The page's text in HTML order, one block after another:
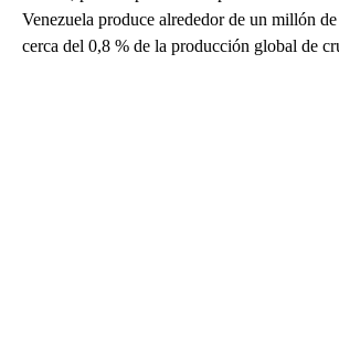
Venezuela produce alrededor de un millón
cerca del 0,8 % de la producción global de